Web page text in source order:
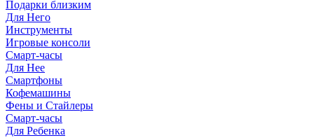
Подарки близким
Для Него
Инструменты
Игровые консоли
Смарт-часы
Для Нее
Смартфоны
Кофемашины
Фены и Стайлеры
Смарт-часы
Для Ребенка